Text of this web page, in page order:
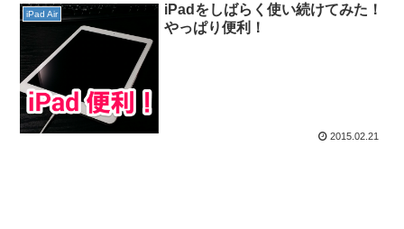
iPad Air
iPadをしばらく使い続けてみた！
やっぱり便利！
2015.02.21